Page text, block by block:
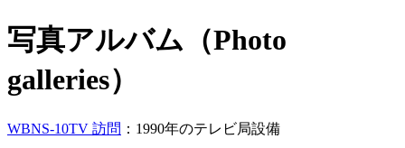
写真アルバム（Photo
galleries）
WBNS-10TV 訪問 ：1990年のテレビ局設備